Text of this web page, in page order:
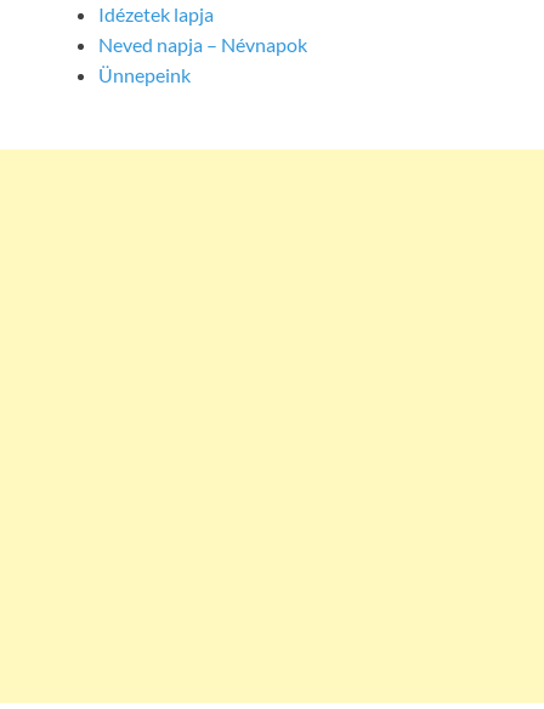
Idézetek lapja
Neved napja – Névnapok
Ünnepeink